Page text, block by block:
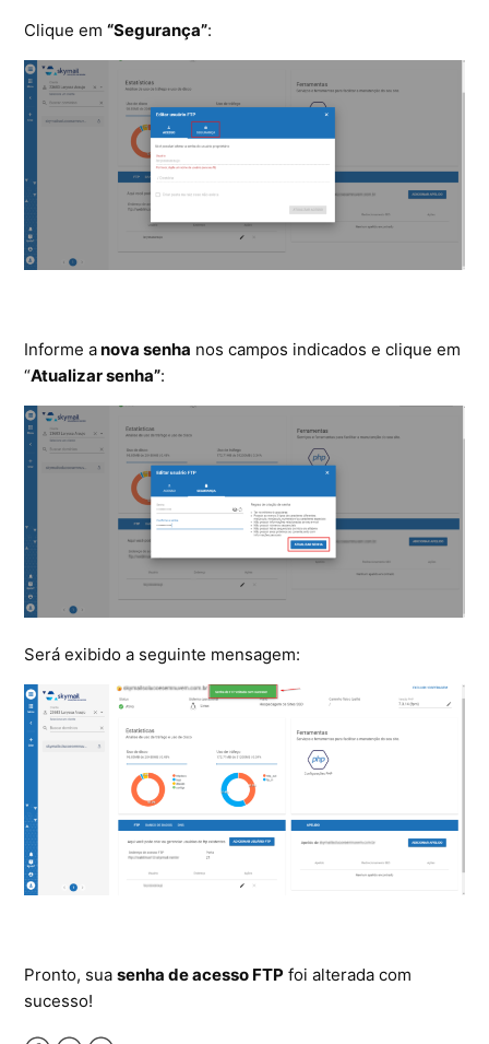
Clique em“Segurança”:
Informe anova senha nos campos indicados e clique em
“Atualizar senha”:
Será exibido a seguinte mensagem:
Pronto, suasenha de acesso FTP foi alterada com
sucesso!